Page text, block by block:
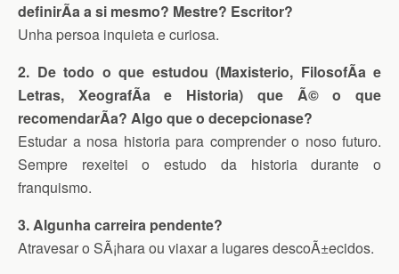
definirÃ­a a si mesmo? Mestre? Escritor?
Unha persoa inquieta e curiosa.
2. De todo o que estudou (Maxisterio, FilosofÃ­a e
Letras, XeografÃ­a e Historia) que Ã© o que
recomendarÃ­a? Algo que o decepcionase?
Estudar a nosa historia para comprender o noso futuro.
Sempre rexeitei o estudo da historia durante o
franquismo.
3. Algunha carreira pendente?
Atravesar o SÃ¡hara ou viaxar a lugares descoÃ±ecidos.